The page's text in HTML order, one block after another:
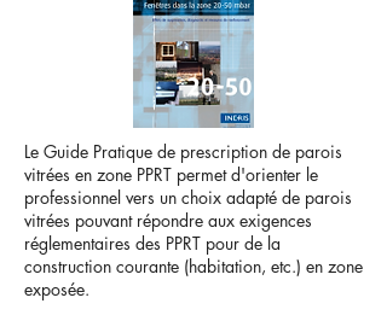
Le Guide Pratique de prescription de parois
vitrées en zone PPRT permet d'orienter le
professionnel vers un choix adapté de parois
vitrées pouvant répondre aux exigences
réglementaires des PPRT pour de la
construction courante (habitation, etc.) en zone
exposée.